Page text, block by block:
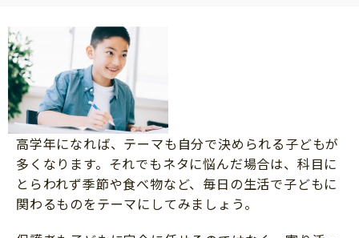
高学年になれば、テーマも自分で決められる子どもが
多くなります。それでもネタに悩んだ場合は、科目に
とらわれず季節や食べ物など、毎日の生活で子どもに
関わるものをテーマにしてみましょう。